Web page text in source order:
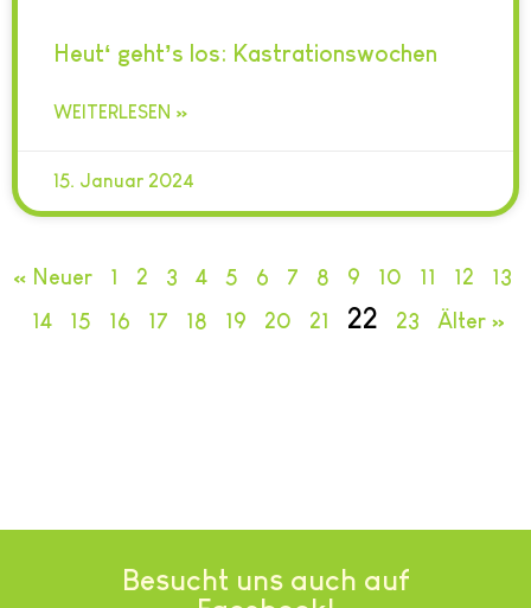
Heut‘ geht’s los: Kastrationswochen
WEITERLESEN »
15. Januar 2024
« Neuer 1 2 3 4 5 6 7 8 9 10 11 12
13
14
15 16 17 18 19 20 21 22 23 Älter »
Besucht uns auch auf